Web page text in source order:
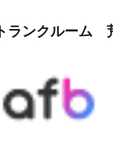
ランクルーム